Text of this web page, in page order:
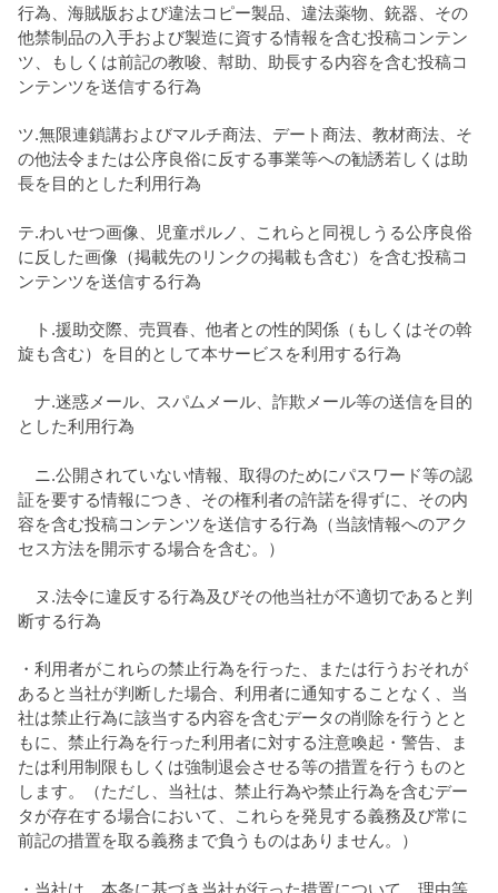
行為、海賊版および違法コピー製品、違法薬物、銃器、その
他禁制品の入手および製造に資する情報を含む投稿コンテン
ツ、もしくは前記の教唆、幇助、助長する内容を含む投稿コ
ンテンツを送信する行為
ツ.無限連鎖講およびマルチ商法、デート商法、教材商法、そ
の他法令または公序良俗に反する事業等への勧誘若しくは助
長を目的とした利用行為
テ.わいせつ画像、児童ポルノ、これらと同視しうる公序良俗
に反した画像（掲載先のリンクの掲載も含む）を含む投稿コ
ンテンツを送信する行為
ト.援助交際、売買春、他者との性的関係（もしくはその斡
旋も含む）を目的として本サービスを利用する行為
ナ.迷惑メール、スパムメール、詐欺メール等の送信を目的
とした利用行為
ニ.公開されていない情報、取得のためにパスワード等の認
証を要する情報につき、その権利者の許諾を得ずに、その内
容を含む投稿コンテンツを送信する行為（当該情報へのアク
セス方法を開示する場合を含む。）
ヌ.法令に違反する行為及びその他当社が不適切であると判
断する行為
・利用者がこれらの禁止行為を行った、または行うおそれが
あると当社が判断した場合、利用者に通知することなく、当
社は禁止行為に該当する内容を含むデータの削除を行うとと
もに、禁止行為を行った利用者に対する注意喚起・警告、ま
たは利用制限もしくは強制退会させる等の措置を行うものと
します。（ただし、当社は、禁止行為や禁止行為を含むデー
タが存在する場合において、これらを発見する義務及び常に
前記の措置を取る義務まで負うものはありません。）
・当社は、本条に基づき当社が行った措置について、理由等